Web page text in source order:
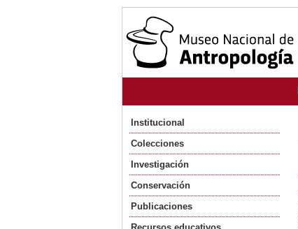
Institucional
Colecciones
Investigación
Conservación
Publicaciones